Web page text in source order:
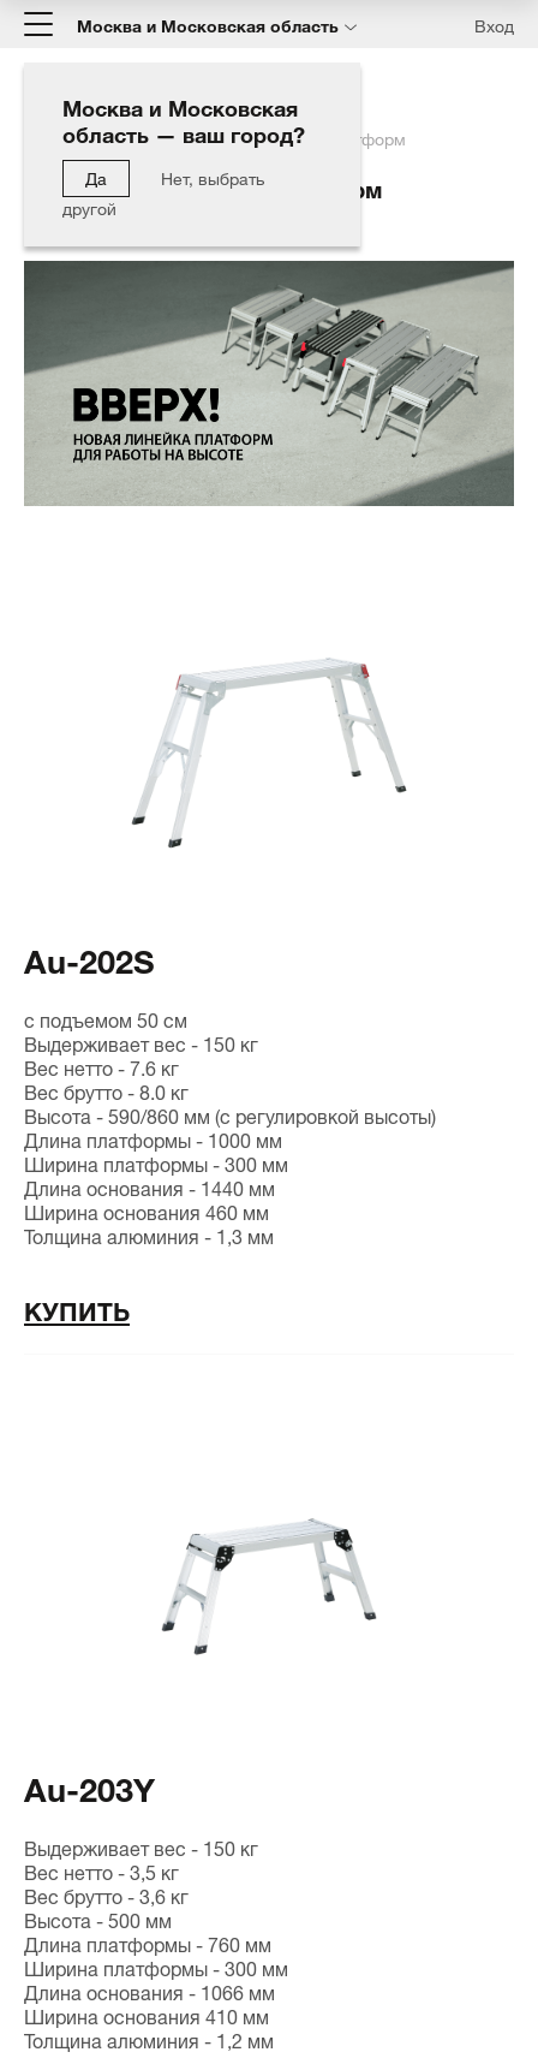
Москва и Московская область
Москва и Московская
область — ваш город?
Да
Нет, выбрать
другой
Вход
Главная Блог Новое поступление платформ
Au-202S
с подъемом 50 см
Выдерживает вес - 150 кг
Вес нетто - 7.6 кг
Вес брутто - 8.0 кг
Высота - 590/860 мм (с регулировкой высоты)
Длина платформы - 1000 мм
Ширина платформы - 300 мм
Длина основания - 1440 мм
Ширина основания 460 мм
Толщина алюминия - 1,3 мм
КУПИТЬ
Au-203Y
Выдерживает вес - 150 кг
Вес нетто - 3,5 кг
Вес брутто - 3,6 кг
Высота - 500 мм
Длина платформы - 760 мм
Ширина платформы - 300 мм
Длина основания - 1066 мм
Ширина основания 410 мм
Толщина алюминия - 1,2 мм
Новое поступление платформ
01.02.2021